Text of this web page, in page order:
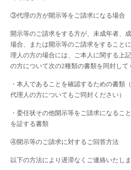
③代理の方が開示等をご請求になる場合
開示等のご請求をする方が、未成年者、
場合、または開示等のご請求をすること
理人の方の場合には、ご本人に関する上
の方について次の2種類の書類を同封して
・本人であることを確認するための書類
代理人の方についてもご同封ください）
・委任状その他開示等をご請求になるこ
を証する書類
④開示等のご請求に対するご回答方法
以下の方法により遅滞なくご連絡いたしま